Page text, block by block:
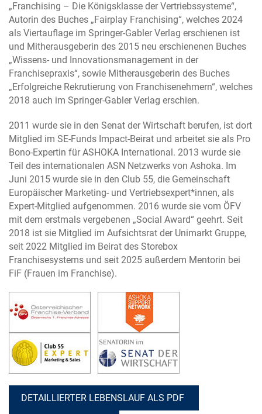
„Franchising – Die Königsklasse der Vertriebssysteme“,
Autorin des Buches „Fairplay Franchising“, welches 2024
als Viertauflage im Springer-Gabler Verlag erschienen ist
und Mitherausgeberin des 2015 neu erschienenen Buches
„Wissens- und Innovationsmanagement in der
Franchisepraxis“, sowie Mitherausgeberin des Buches
„Erfolgreiche Rekrutierung von Franchisenehmern“, welches
2018 auch im Springer-Gabler Verlag erschien.
2011 wurde sie in den Senat der Wirtschaft berufen, ist dort
Mitglied im SE-Funds Impact-Beirat und arbeitet sie als Pro
Bono-Expertin für ASHOKA International. 2013 wurde sie
Teil des internationalen ASN Netzwerks von Ashoka. Im
Juni 2015 wurde sie in den Club 55, die Gemeinschaft
Europäischer Marketing- und Vertriebsexpert*innen, als
Expert-Mitglied aufgenommen. 2016 wurde sie vom ÖFV
mit dem erstmals vergebenen „Social Award“ geehrt. Seit
2018 ist sie Mitglied im Aufsichtsrat der Unimarkt Gruppe,
seit 2022 Mitglied im Beirat des Storebox
Franchisesystems und seit 2025 außerdem Mentorin bei
FiF (Frauen im Franchise).
DETAILLIERTER LEBENSLAUF ALS PDF